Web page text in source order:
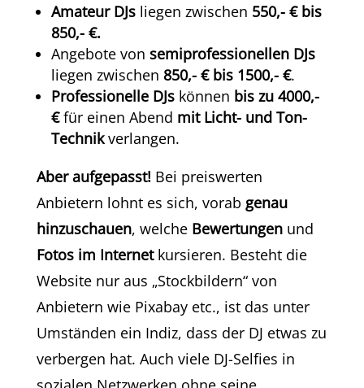
Amateur DJsliegen zwischen 550,- € bis
850,- €.
Angebote von semiprofessionellen DJs
liegen zwischen 850,- € bis 1500,- €.
Professionelle DJskönnen bis zu 4000,-
€für einen Abend mit Licht- und Ton-
Technikverlangen.
Aber aufgepasst!Bei preiswerten
Anbietern lohnt es sich, vorab genau
hinzuschauen, welche Bewertungenund
Fotos im Internetkursieren. Besteht die
Website nur aus „Stockbildern“ von
Anbietern wie Pixabay etc., ist das unter
Umständen ein Indiz, dass der DJ etwas zu
verbergen hat. Auch viele DJ-Selfies in